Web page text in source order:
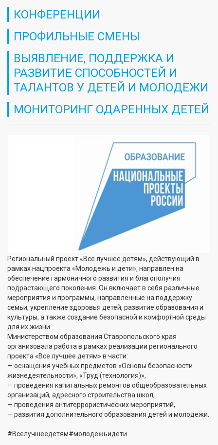
КОНФЕРЕНЦИИ
ПРОФИЛЬНЫЕ СМЕНЫ
ВЫЯВЛЕНИЕ, ПОДДЕРЖКА И
РАЗВИТИЕ СПОСОБНОСТЕЙ И
ТАЛАНТОВ У ДЕТЕЙ И МОЛОДЕЖИ
МОНИТОРИНГ ОДАРЕННЫХ ДЕТЕЙ
Региональный проект «Всё лучшее детям», действующий в
рамках нацпроекта «Молодежь и дети», направлен на
обеспечение гармоничного развития и благополучия
подрастающего поколения. Он включает в себя различные
мероприятия и программы, направленные на поддержку
семьи, укрепление здоровья детей, развитие образования и
культуры, а также создание безопасной и комфортной среды
для их жизни.
Министерством образования Ставропольского края
организовала работа в рамках реализации регионального
проекта «Все лучшее детям» в части:
— оснащения учебных предметов «Основы безопасности
жизнедеятельности», «Труд (технология)»,
— проведения капитальных ремонтов общеобразовательных
организаций, адресного строительства школ,
— проведения антитеррористических мероприятий,
— развития дополнительного образования детей и молодежи.
#Вселучшеедетям#молодежьидети